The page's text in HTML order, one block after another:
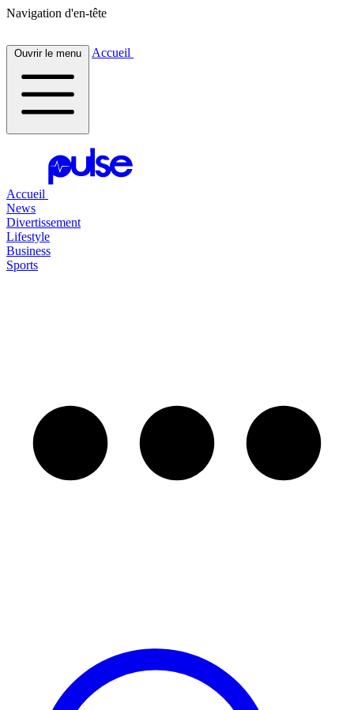
Navigation d'en-tête
Ouvrir le menu Accueil
Accueil
News
Divertissement
Lifestyle
Business
Sports